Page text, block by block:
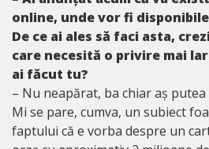
online, unde vor fi
De ce ai ales să faci asta,
care necesită o privire mai
ai făcut tu?
– Nu neapărat, ba chiar aș
Mi se pare, cumva, un subiect
faptului că e vorba despre un